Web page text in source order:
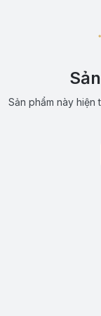
Sản phẩm này hiện